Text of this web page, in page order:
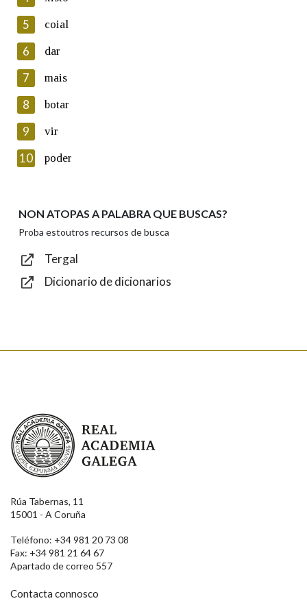
Lin e acepto as condicións da política de
Introduce o código que aparece na imaxe:
Texto de verificación
Enviar
5 coial
6 dar
7 mais
8 botar
9 vir
10 poder
NON ATOPAS A PALABRA QUE BUSCAS?
Proba estoutros recursos de busca
Tergal
Dicionario de dicionarios
Real Academia Galega
Rúa Tabernas, 11
15001 - A Coruña
Teléfono: +34 981 20 73 08
Fax: +34 981 21 64 67
Apartado de correo 557
Contacta connosco